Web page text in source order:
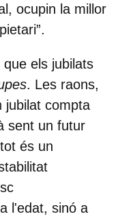
ocupin la millor
els jubilats
. Les raons,
jubilat compta
sent un futur
és un
l'edat, sinó a